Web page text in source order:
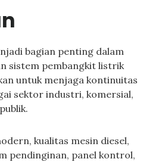
bagian penting dalam
sistem pembangkit listrik
untuk menjaga kontinuitas
sektor industri, komersial,
kualitas mesin diesel,
pendinginan, panel kontrol,